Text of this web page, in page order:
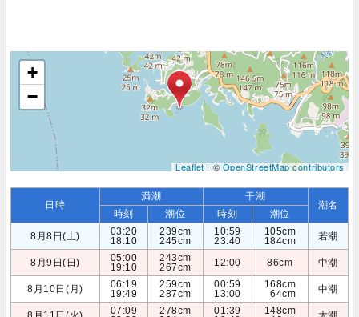
+
−
Leaflet| ©OpenStreetMap contributors
日時
満潮 干潮
潮名
時刻 潮位 時刻
潮位
8月8日(土)
03:20
18:10
239cm
245cm
10:59
23:40
105cm
184cm
若潮
8月9日(日)
05:00
19:10
243cm
267cm
12:00 86cm 中潮
8月10日(月)
06:19
19:49
259cm
287cm
00:59
13:00
168cm
64cm
中潮
07:09
278cm
01:39
148cm